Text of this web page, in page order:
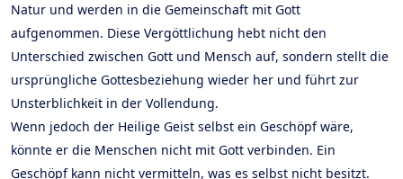
Natur und werden in die Gemeinschaft mit Gott
aufgenommen. Diese Vergöttlichung hebt nicht den
Unterschied zwischen Gott und Mensch auf, sondern stellt die
ursprüngliche Gottesbeziehung wieder her und führt zur
Unsterblichkeit in der Vollendung.
Wenn jedoch der Heilige Geist selbst ein Geschöpf wäre,
könnte er die Menschen nicht mit Gott verbinden. Ein
Geschöpf kann nicht vermitteln, was es selbst nicht besitzt.